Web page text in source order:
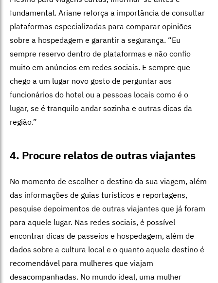
fundamental. Ariane reforça a importância de consultar
plataformas especializadas para comparar opiniões
sobre a hospedagem e garantir a segurança. “Eu
sempre reservo dentro de plataformas e não confio
muito em anúncios em redes sociais. E sempre que
chego a um lugar novo gosto de perguntar aos
funcionários do hotel ou a pessoas locais como é o
lugar, se é tranquilo andar sozinha e outras dicas da
região.”
4. Procure relatos de outras viajantes
No momento de escolher o destino da sua viagem, além
das informações de guias turísticos e reportagens,
pesquise depoimentos de outras viajantes que já foram
para aquele lugar. Nas redes sociais, é possível
encontrar dicas de passeios e hospedagem, além de
dados sobre a cultura local e o quanto aquele destino é
recomendável para mulheres que viajam
desacompanhadas. No mundo ideal, uma mulher